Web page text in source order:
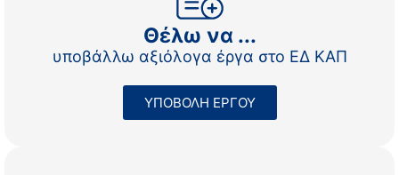
Θέλω να ...
υποβάλλω αξιόλογα έργα στο ΕΔ ΚΑΠ
ΥΠΟΒΟΛΗ ΕΡΓΟΥ